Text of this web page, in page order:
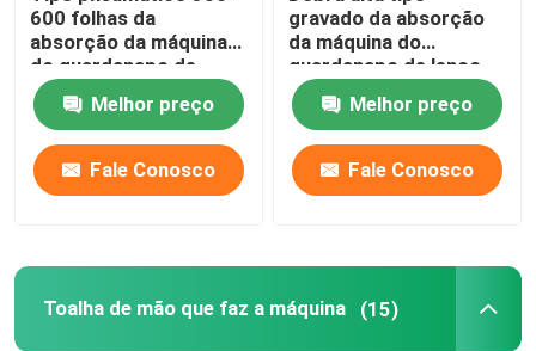
600 folhas da
absorção da máquina
do guardanapo de
papel pelo minuto
Melhor preço
Fale Conosco
gravado da absorção
da máquina do
guardanapo de lenço
de papel do
guardanapoMelhor preço
Fale Conosco
Toalha de mão que faz a máquina (15)